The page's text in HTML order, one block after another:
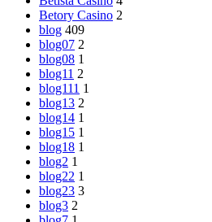
Betory Casino 2
blog 409
blog07 2
blog08 1
blog11 2
blog111 1
blog13 2
blog14 1
blog15 1
blog18 1
blog2 1
blog22 1
blog23 3
blog3 2